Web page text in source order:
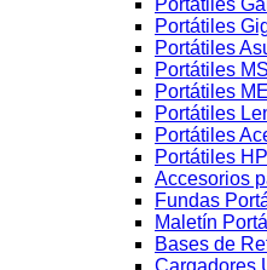
Portátiles
Portátiles
Portátiles
Portátiles MSI
Portátiles
Portátiles
Portátiles
Portátiles HP
Accesorios
Fundas
Maletín
Bases de